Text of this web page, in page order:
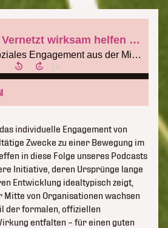
individuelle Engagement von
Zwecke zu einer Bewegung im
in diese Folge unseres Podcasts
Initiative, deren Ursprünge lange
Entwicklung idealtypisch zeigt,
von Organisationen wachsen
der formalen, offiziellen
entfalten – für einen guten